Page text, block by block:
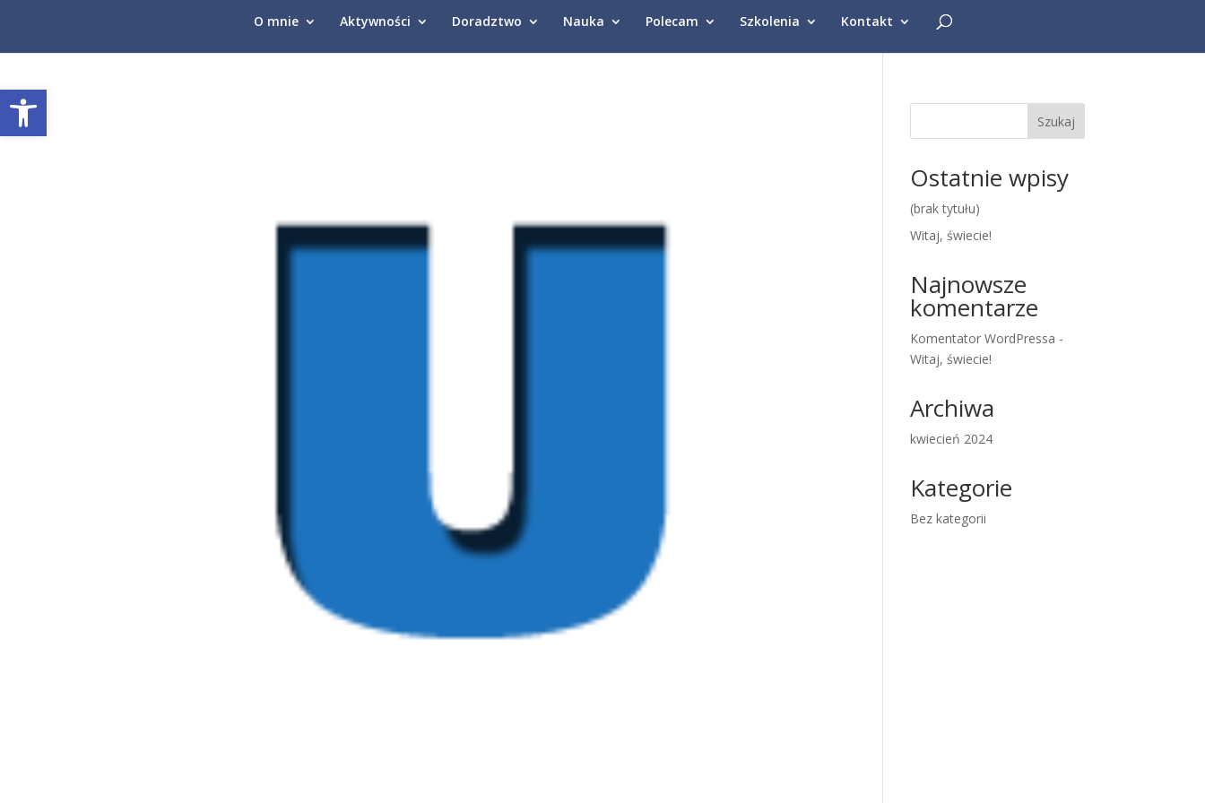
Otwórz pasek narzędzi
O mnie Aktywności Doradztwo Nauka Polecam Szkolenia Kontakt
Szukaj
Ostatnie wpisy
(brak tytułu)
Witaj, świecie!
Najnowsze
komentarze
Komentator WordPressa -
Witaj, świecie!
Archiwa
kwiecień 2024
Kategorie
Bez kategorii